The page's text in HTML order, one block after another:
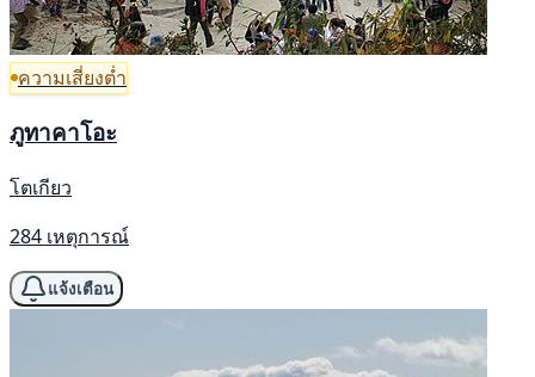
ความเสี่ยงต่ำ
ภูทาคาโอะ
โตเกียว
284 เหตุการณ์
แจ้งเตือน